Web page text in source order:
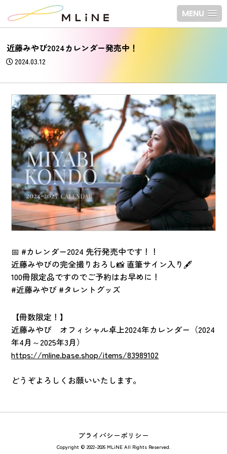
MENU
近藤みやび2024カレンダー発売中！
2024.03.12
📅 #カレンダー2024 先行発売中です！！
近藤みやびの完全撮りおろし📸 直筆サイン入り🖋️
100冊限定品ですのでご予約はお早めに！
#近藤みやび #タレントグッズ
【冊数限定！】
近藤みやび オフィシャル卓上2024年カレンダー（2024
年4月～2025年3月）
https://mline.base.shop/items/83989102
どうぞよろしくお願いいたします。
プライバシーポリシー
Copyright © 2022-2026 MLiNE All Rights Reserved.